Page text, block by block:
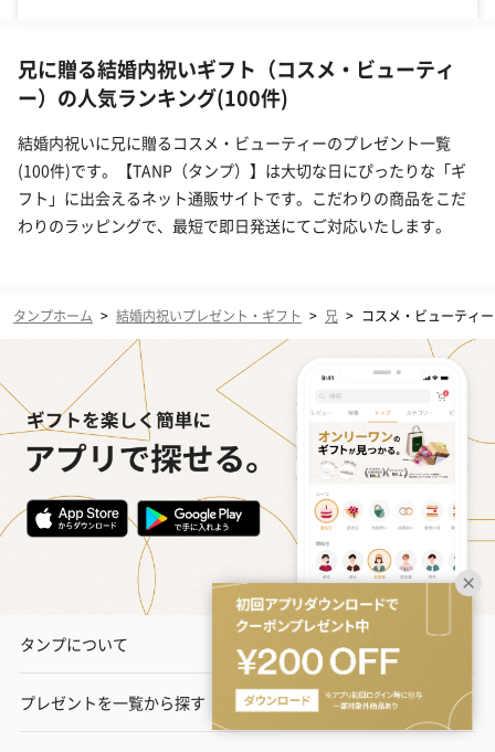
兄に贈る結婚内祝いギフト（コスメ・ビューティ
ー）の人気ランキング(100件)
結婚内祝いに兄に贈るコスメ・ビューティーのプレゼント一覧
(100件)です。【TANP（タンプ）】は大切な日にぴったりな「ギ
フト」に出会えるネット通販サイトです。こだわりの商品をこだ
わりのラッピングで、最短で即日発送にてご対応いたします。
タンプホーム > 結婚内祝いプレゼント・ギフト > 兄 > コスメ・ビューティー
タンプについて
プレゼントを一覧から探す